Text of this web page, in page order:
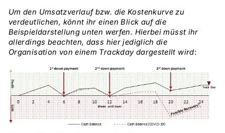
Um den Umsatzverlauf bzw. die Kostenkurve zu
verdeutlichen, könnt ihr einen Blick auf die
Beispieldarstellung unten werfen. Hierbei müsst ihr
allerdings beachten, dass hier jediglich die
Organisation von einem Trackday dargestellt wird: